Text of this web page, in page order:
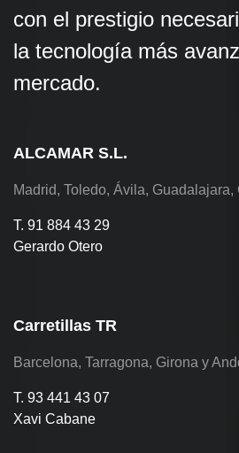
con el prestigio
la tecnología más
mercado.
ALCAMAR S.L.
Madrid, Toledo, Ávila,
T. 91 884 43 29
Gerardo Otero
Carretillas TR
Barcelona, Tarragona, Girona y
T. 93 441 43 07
Xavi Cabane